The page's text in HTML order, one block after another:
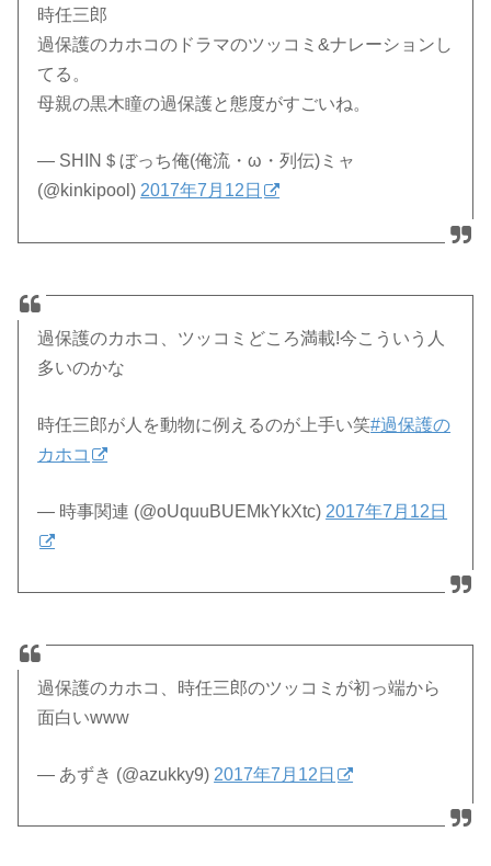
時任三郎
過保護のカホコのドラマのツッコミ&ナレーションし
てる。
母親の黒木瞳の過保護と態度がすごいね。
— SHIN＄ぼっち俺(俺流・ω・列伝)ミャ
(@kinkipool)2017年7月12日
過保護のカホコ、ツッコミどころ満載!今こういう人
多いのかな
時任三郎が人を動物に例えるのが上手い笑#過保護の
カホコ
— 時事関連 (@oUquuBUEMkYkXtc) 2017年7月12日
過保護のカホコ、時任三郎のツッコミが初っ端から
面白いwww
— あずき (@azukky9) 2017年7月12日